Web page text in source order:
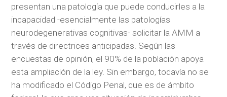
presentan una patología que puede conducirles a la
incapacidad -esencialmente las patologías
neurodegenerativas cognitivas- solicitar la AMM a
través de directrices anticipadas. Según las
encuestas de opinión, el 90% de la población apoya
esta ampliación de la ley. Sin embargo, todavía no se
ha modificado el Código Penal, que es de ámbito